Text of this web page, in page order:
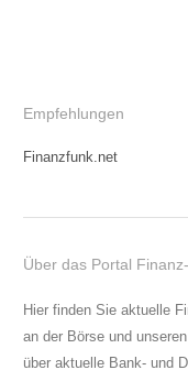
Empfehlungen
Finanzfunk.net
Über das Portal
Hier finden Sie aktuelle
an der Börse und
über aktuelle Bank- und